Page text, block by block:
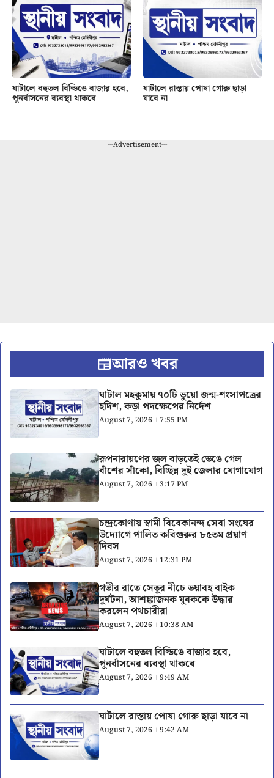
ঘাটালে বহুতল বিল্ডিঙে বাজার হবে,
পুনর্বাসনের ব্যবস্থা থাকবে
ঘাটালে রাস্তায় পোষা গোরু ছাড়া
যাবে না
---Advertisement---
আরও খবর
ঘাটাল মহকুমায় ৭০টি ভুয়ো জন্ম-শংসাপত্রের
হদিশ, কড়া পদক্ষেপের নির্দেশ
August 7, 2026 । 7:55 PM
রূপনারায়ণের জল বাড়তেই ভেঙে গেল
বাঁশের সাঁকো, বিচ্ছিন্ন দুই জেলার যোগাযোগ
August 7, 2026 । 3:17 PM
চন্দ্রকোণায় স্বামী বিবেকানন্দ সেবা সংঘের
উদ্যোগে পালিত কবিগুরুর ৮৫তম প্রয়াণ
দিবস
August 7, 2026 । 12:31 PM
গভীর রাতে সেতুর নীচে ভয়াবহ বাইক
দুর্ঘটনা, আশঙ্কাজনক যুবককে উদ্ধার
করলেন পথচারীরা
August 7, 2026 । 10:38 AM
ঘাটালে বহুতল বিল্ডিঙে বাজার হবে,
পুনর্বাসনের ব্যবস্থা থাকবে
August 7, 2026 । 9:49 AM
ঘাটালে রাস্তায় পোষা গোরু ছাড়া যাবে না
August 7, 2026 । 9:42 AM